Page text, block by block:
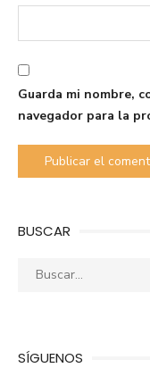
Guarda mi nombre,
navegador para la
BUSCAR
Buscar:
SÍGUENOS